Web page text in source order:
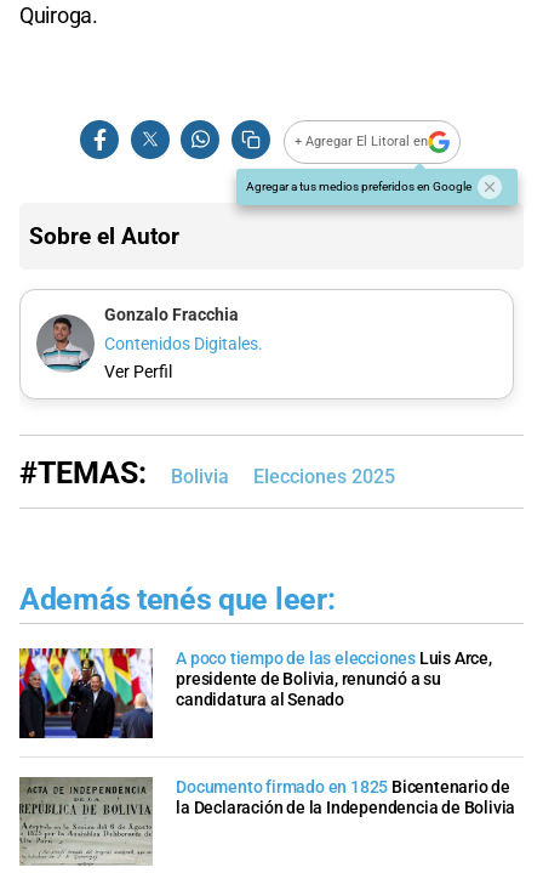
Quiroga.
+ Agregar El Litoral en
Agregar a tus medios preferidos en Google
Sobre el Autor
Gonzalo Fracchia
Contenidos Digitales.
Ver Perfil
#TEMAS: Bolivia Elecciones 2025
Además tenés que leer:
A poco tiempo de las elecciones Luis Arce,
presidente de Bolivia, renunció a su
candidatura al Senado
Documento firmado en 1825 Bicentenario de
la Declaración de la Independencia de Bolivia